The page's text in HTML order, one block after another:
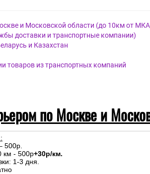
и Московской области (до 10км от
доставки и транспортные компании)
и Казахстан
товаров из транспортных компаний
по Москве и
:
500р.
км - 500р+30р/км.
1-3 дня.